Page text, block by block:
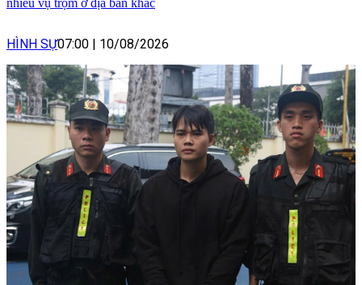
nhiều vụ trộm ở địa bàn khác
HÌNH SỰ07:00 10/08/2026